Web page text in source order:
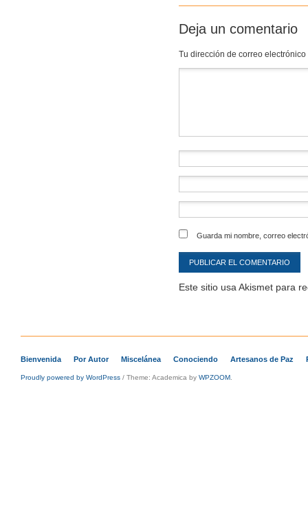
Deja un comentario
Tu dirección de correo
Guarda mi nombre, correo
Este sitio usa Akismet para
Bienvenida Por Autor Miscelánea Conociendo Artesanos de Paz
Proudly powered by WordPress / Theme: Academica by WPZOOM.